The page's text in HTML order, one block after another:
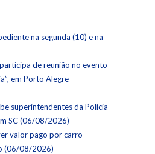
na segunda (10) e na
de reunião no evento
em Porto Alegre
superintendentes da Polícia
SC (06/08/2026)
valor pago por carro
(06/08/2026)